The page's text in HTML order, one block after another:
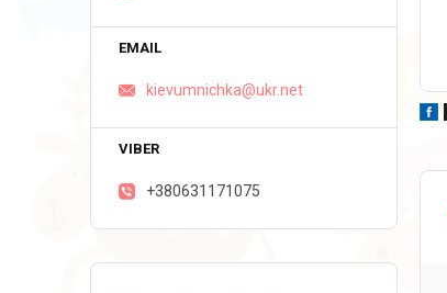
kievumnichka@ukr.net
+380631171075